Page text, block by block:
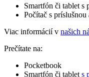
Smartfón či tablet s
Počítač s
Viac informácií v našich
Prečítate na:
Pocketbook
Smartfón či tablet s